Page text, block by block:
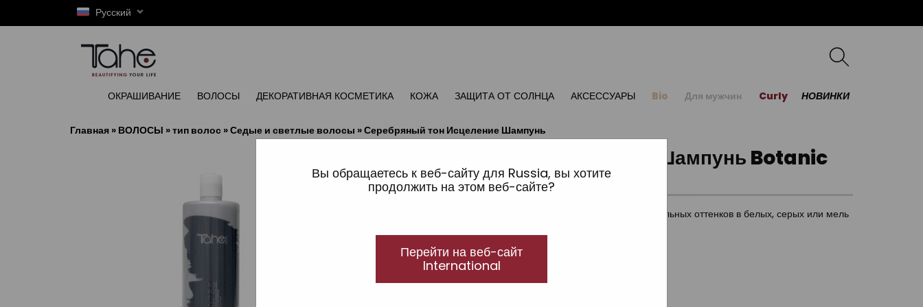
Вы обращаетесь к веб-сайту для Russia, вы хотите
продолжить на этом веб-сайте?
Перейти на веб-сайт
International
Русский
ОКРАШИВАНИЕ ВОЛОСЫ ДЕКОРАТИВНАЯ КОСМЕТИКА КОЖА ЗАЩИТА ОТ СОЛНЦА АКСЕССУАРЫ Bio Для мужчин Curly НОВИНКИ
Главная » ВОЛОСЫ »тип волос »Седые и светлые волосы »Серебряный тон Исцеление Шампунь
Серебряный тон Исцеление Шампунь Botanic
Для белых, седых или мель волосы
Специфическая коррекция шампуня для удаления нежелательных оттенков в белых, серых или мель
Размер: